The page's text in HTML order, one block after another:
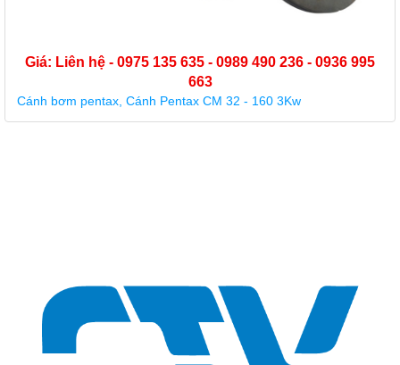
hệ - 0975 135 635 - 0989 490 236 - 0936 995
pentax, Cánh Pentax CM 32 - 160 3Kw